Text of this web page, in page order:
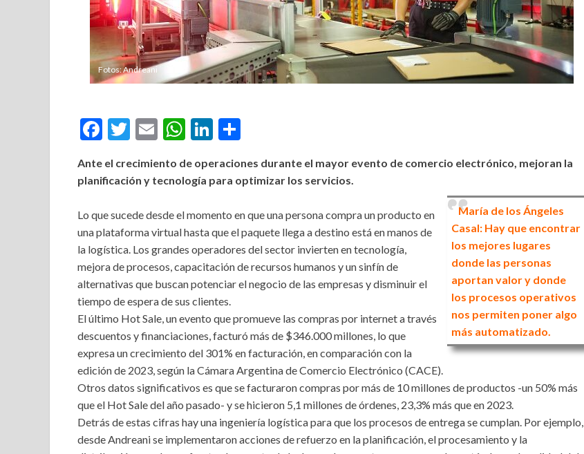
Fotos: Andreani
Facebook
Twitter
EmailWhatsApp
LinkedIn
Ante el crecimiento de operaciones durante el mayor evento de comercio electrónico, mejoran la
planificación y tecnología para optimizar los servicios.
María de los Ángeles
Casal: Hay que encontrar
los mejores lugares
donde las personas
aportan valor y donde
los procesos operativos
nos permiten poner algo
más automatizado.
Lo que sucede desde el momento en que una persona compra un producto en
una plataforma virtual hasta que el paquete llega a destino está en manos de
la logística. Los grandes operadores del sector invierten en tecnología,
mejora de procesos, capacitación de recursos humanos y un sinfín de
alternativas que buscan potenciar el negocio de las empresas y disminuir el
tiempo de espera de sus clientes.
El último Hot Sale, un evento que promueve las compras por internet a través
descuentos y financiaciones, facturó más de $346.000 millones, lo que
expresa un crecimiento del 301% en facturación, en comparación con la
edición de 2023, según la Cámara Argentina de Comercio Electrónico (CACE).
Otros datos significativos es que se facturaron compras por más de 10 millones de productos -un 50% más
que el Hot Sale del año pasado- y se hicieron 5,1 millones de órdenes, 23,3% más que en 2023.
Detrás de estas cifras hay una ingeniería logística para que los procesos de entrega se cumplan. Por ejemplo,
desde Andreani se implementaron acciones de refuerzo en la planificación, el procesamiento y la